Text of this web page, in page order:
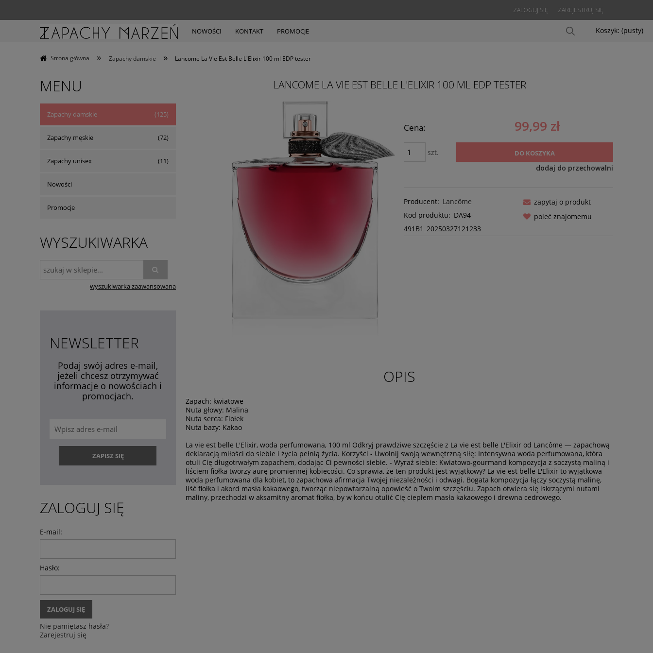
ZAREJESTRUJ SIĘ
ZALOGUJ SIĘ
Koszyk: (pusty)
NOWOŚCI KONTAKT PROMOCJE
Strona główna » Zapachy damskie » Lancome La Vie Est Belle L'Elixir 100 ml EDP tester
MENU
Zapachy damskie (125)
Zapachy męskie (72)
Zapachy unisex (11)
Nowości
Promocje
WYSZUKIWARKA
wyszukiwarka zaawansowana
NEWSLETTER
Podaj swój adres e-mail,
jeżeli chcesz otrzymywać
informacje o nowościach i
promocjach.
ZAPISZ SIĘ
ZALOGUJ SIĘ
E-mail:
Hasło:
ZALOGUJ SIĘ
Nie pamiętasz hasła?
Zarejestruj się
LANCOME LA VIE EST BELLE L'ELIXIR 100 ML EDP TESTER
Cena: 99,99 zł
szt. DO KOSZYKA
dodaj do przechowalni
Producent: Lancôme
Kod produktu: DA94-
491B1_20250327121233
zapytaj o produkt
poleć znajomemu
OPIS
Zapach: kwiatowe
Nuta głowy: Malina
Nuta serca: Fiołek
Nuta bazy: Kakao
La vie est belle L'Elixir, woda perfumowana, 100 ml Odkryj prawdziwe szczęście z La vie est belle L'Elixir od Lancôme — zapachową
deklaracją miłości do siebie i życia pełnią życia. Korzyści - Uwolnij swoją wewnętrzną siłę: Intensywna woda perfumowana, która
otuli Cię długotrwałym zapachem, dodając Ci pewności siebie. - Wyraź siebie: Kwiatowo-gourmand kompozycja z soczystą maliną i
liściem fiołka tworzy aurę promiennej kobiecości. Co sprawia, że ten produkt jest wyjątkowy? La vie est belle L'Elixir to wyjątkowa
woda perfumowana dla kobiet, to zapachowa afirmacja Twojej niezależności i odwagi. Bogata kompozycja łączy soczystą malinę,
liść fiołka i akord masła kakaowego, tworząc niepowtarzalną opowieść o Twoim szczęściu. Zapach otwiera się iskrzącymi nutami
maliny, przechodzi w aksamitny aromat fiołka, by w końcu otulić Cię ciepłem masła kakaowego i drewna cedrowego.